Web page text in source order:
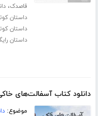
قاصدک،
داستان
داستان
داستان
دانلود کتاب آسفالت‌های
موضوع: